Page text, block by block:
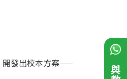
開發出校本方案——